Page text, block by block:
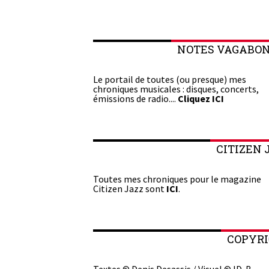
NOTES
Le portail de toutes (ou presque) mes
chroniques musicales : disques, concerts,
émissions de radio.... Cliquez ICI
CITIZEN
Toutes mes chroniques pour le magazine
Citizen Jazz sont ICI.